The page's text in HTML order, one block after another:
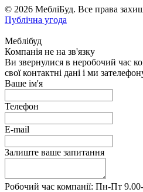
© 2026 МебліБуд. Все права
Публічна угода
Меблібуд
Компанія не на зв'язку
Ви звернулися в неробочий час
свої контактні дані і ми
Ваше ім'я
Телефон
E-mail
Залиште ваше запитання
Робочий час компанії: Пн-Пт